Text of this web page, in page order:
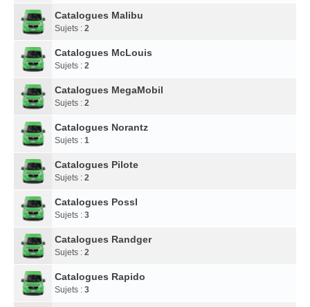
Catalogues Malibu
Sujets : 2
Catalogues McLouis
Sujets : 2
Catalogues MegaMobil
Sujets : 2
Catalogues Norantz
Sujets : 1
Catalogues Pilote
Sujets : 2
Catalogues Possl
Sujets : 3
Catalogues Randger
Sujets : 2
Catalogues Rapido
Sujets : 3